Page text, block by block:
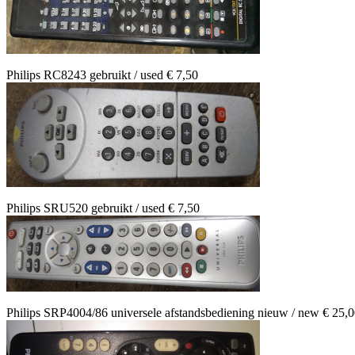
Philips RC8243 gebruikt / used € 7,50
Philips SRU520 gebruikt / used € 7,50
Philips SRP4004/86 universele afstandsbediening nieuw / new €